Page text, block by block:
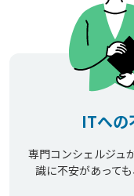
ITへの
専門コンシェルジュ
識に不安があって